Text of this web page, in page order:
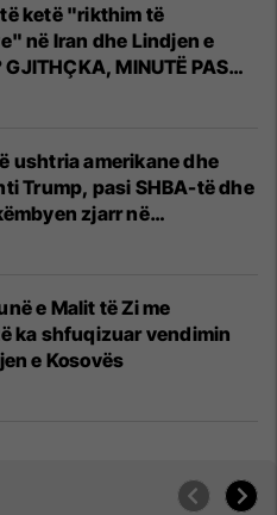
ketë "rikthim të
në Iran dhe Lindjen e
MINUTË PAS
ushtria amerikane dhe
Trump, pasi SHBA-të dhe
zjarr në
e Hormuzit
e Malit të Zi me
ka shfuqizuar vendimin
e Kosovës